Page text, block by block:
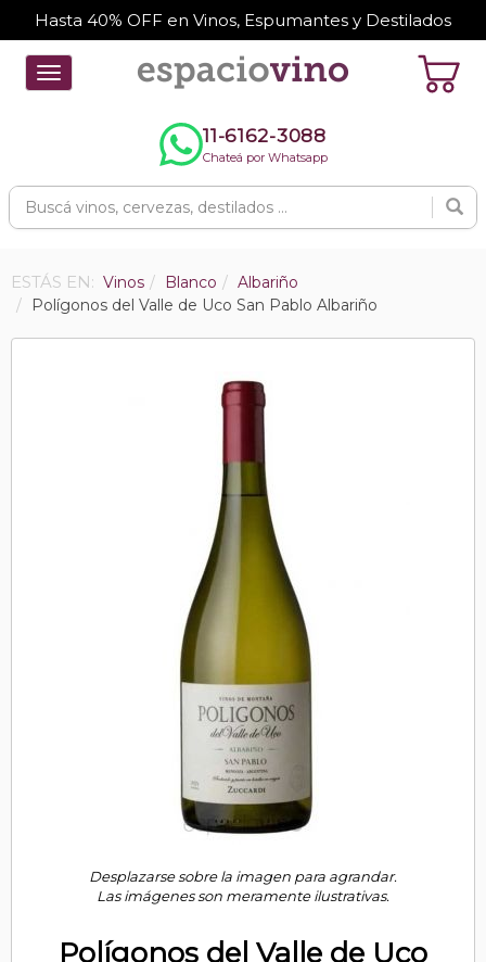
Hasta 40% OFF en Vinos, Espumantes y Destilados
Toggle
navigation
11-6162-3088
Chateá por Whatsapp
ESTÁS EN: Vinos Blanco
Albariño
Polígonos del Valle de Uco San Pablo Albariño
Desplazarse sobre la imagen para agrandar.
Las imágenes son meramente ilustrativas.
Polígonos del Valle de Uco